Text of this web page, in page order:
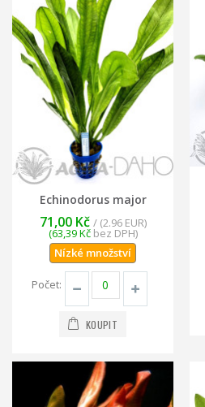
Echinodorus major
71,00 Kč / (2.96 EUR)
(63,39 Kčbez DPH)
Nízké množství
Počet:
KOUPIT